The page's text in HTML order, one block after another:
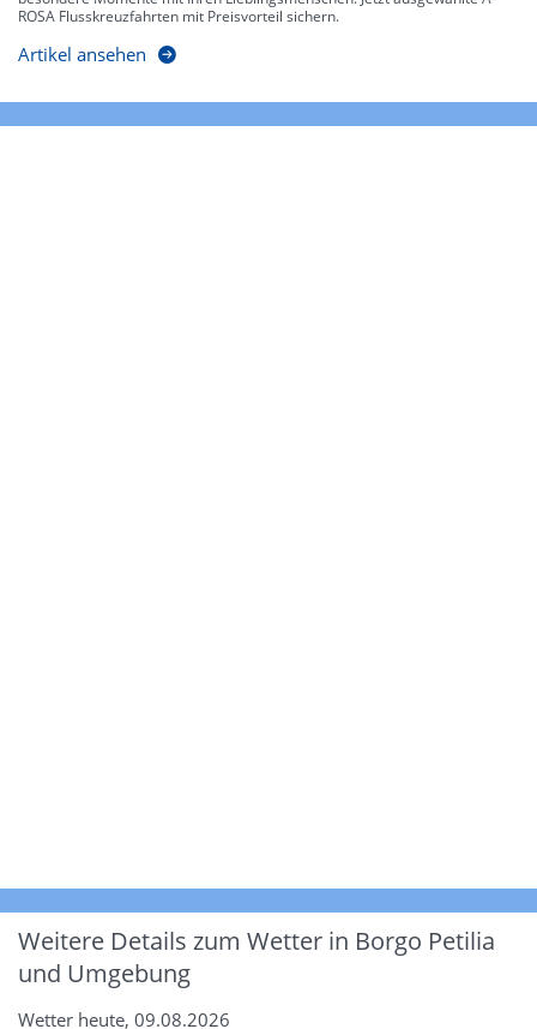
ROSA Flusskreuzfahrten mit Preisvorteil sichern.
Artikel ansehen
Weitere Details zum Wetter in Borgo Petilia
und Umgebung
Wetter heute, 09.08.2026